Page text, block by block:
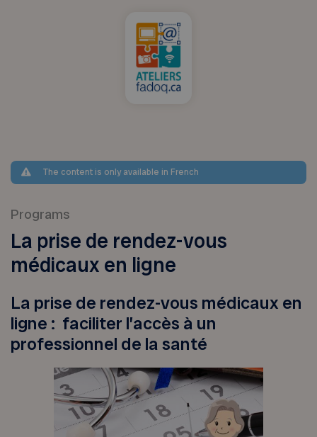
The content is only available in French
Programs
La prise de rendez-vous
médicaux en ligne
La prise de rendez-vous médicaux en
ligne : faciliter l’accès à un
professionnel de la santé